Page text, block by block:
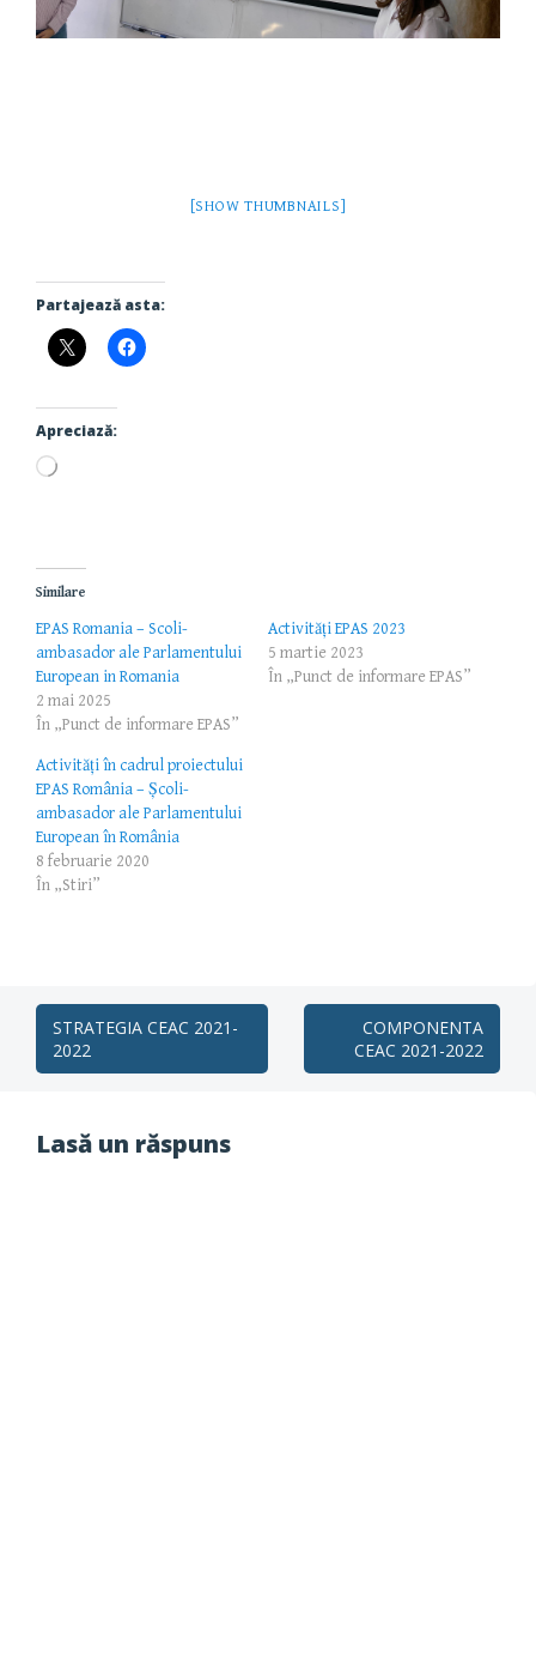
[SHOW THUMBNAILS]
Partajează asta:
Apreciază:
Încarc...
Similare
EPAS Romania – Scoli-
ambasador ale Parlamentului
European in Romania
2 mai 2025
În „Punct de informare EPAS”
Activități EPAS 2023
5 martie 2023
În „Punct de informare EPAS”
Activități în cadrul proiectului
EPAS România – Școli-
ambasador ale Parlamentului
European în România
8 februarie 2020
În „Stiri”
Post
navigation
STRATEGIA CEAC 2021-
2022
COMPONENTA
CEAC 2021-2022
Lasă un răspuns